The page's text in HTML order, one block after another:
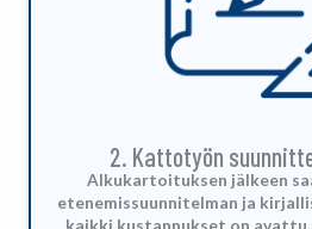
2. Kattotyön
Alkukartoituksen jälkeen
etenemissuunnitelman ja
kaikki kustannukset on avattu